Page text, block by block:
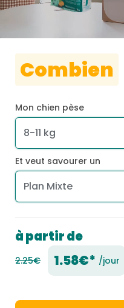
Combien
Mon chien pèse
Et veut savourer un
à partir de
2.25€ 1.58€* /jour